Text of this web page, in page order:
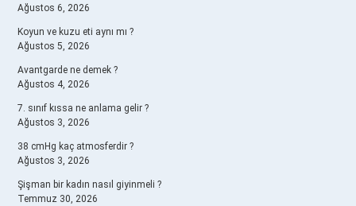
Ağustos 6, 2026
Koyun ve kuzu eti aynı mı ?
Ağustos 5, 2026
Avantgarde ne demek ?
Ağustos 4, 2026
7. sınıf kıssa ne anlama gelir ?
Ağustos 3, 2026
38 cmHg kaç atmosferdir ?
Ağustos 3, 2026
Şişman bir kadın nasıl giyinmeli ?
Temmuz 30, 2026